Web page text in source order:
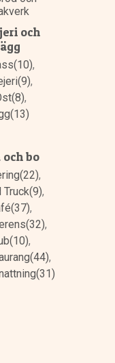
och
ägg
,
,
,
och bo
,
Truck(9),
,
,
,
,